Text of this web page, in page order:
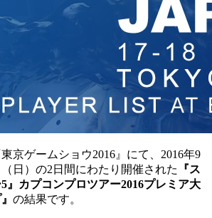
京ゲームショウ2016』にて、2016年9
日）の2日間にわたり開催された
『ス
』カプコンプロツアー2016プレミア大
の結果です。